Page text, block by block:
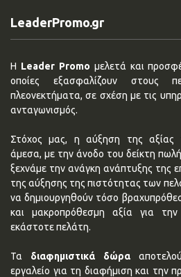
LeaderPromo.gr
Η Leader Promo μελετά και
οποίες εξασφαλίζουν στους
πλεονεκτήματα, σε σχέση με τις
ανταγωνισμός.
Στόχος μας, η αύξηση της αξίας
άμεσα, με την άνοδο του δείκτη
ξεχνάμε την ανάγκη ανάπτυξης της
της αύξησης της πιστότητας των
να δημιουργηθούν τόσο
και μακροπρόθεσμη αξία για
εκάστοτε πελάτη.
Τα διαφημιστικά δώρα
εργαλείο για τη διαφήμιση και την